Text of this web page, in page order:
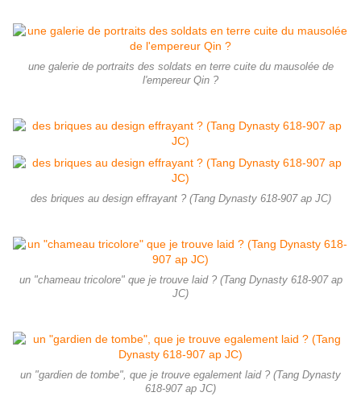
une galerie de portraits des soldats en terre cuite du mausolée de
l'empereur Qin ?
des briques au design effrayant ? (Tang Dynasty 618-907 ap JC)
un "chameau tricolore" que je trouve laid ? (Tang Dynasty 618-907 ap
JC)
un "gardien de tombe", que je trouve egalement laid ? (Tang Dynasty
618-907 ap JC)